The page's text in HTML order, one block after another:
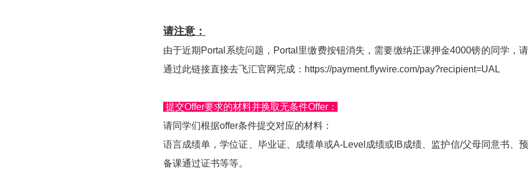
请注意：
由于近期Portal系统问题，Portal里缴费按钮消失，需要缴纳正课押金4000镑的同学，请
通过此链接直接去飞汇官网完成：https://payment.flywire.com/pay?recipient=UAL
提交Offer要求的材料并换取无条件Offer：
请同学们根据offer条件提交对应的材料：
语言成绩单，学位证、毕业证、成绩单或A-Level成绩或IB成绩、监护信/父母同意书、预
备课通过证书等等。